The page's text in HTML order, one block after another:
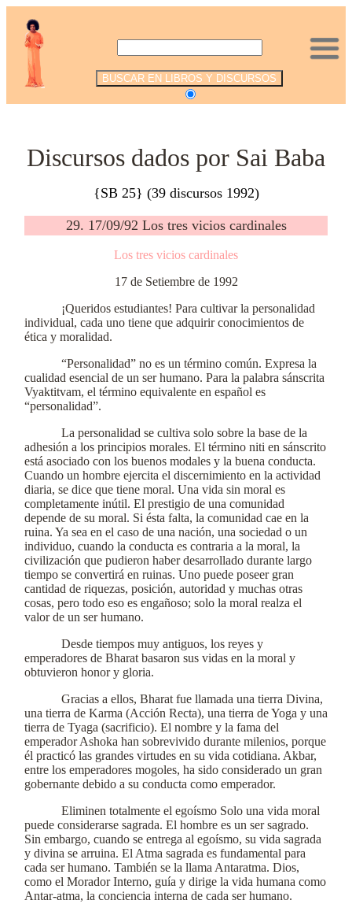
Discursos dados por Sai Baba
{SB 25} (39 discursos 1992)
29. 17/09/92 Los tres vicios cardinales
Los tres vicios cardinales
17 de Setiembre de 1992
¡Queridos estudiantes! Para cultivar la personalidad
individual, cada uno tiene que adquirir conocimientos de
ética y moralidad.
“Personalidad” no es un término común. Expresa la
cualidad esencial de un ser humano. Para la palabra sánscrita
Vyaktitvam, el término equivalente en español es
“personalidad”.
La personalidad se cultiva solo sobre la base de la
adhesión a los principios morales. El término niti en sánscrito
está asociado con los buenos modales y la buena conducta.
Cuando un hombre ejercita el discernimiento en la actividad
diaria, se dice que tiene moral. Una vida sin moral es
completamente inútil. El prestigio de una comunidad
depende de su moral. Si ésta falta, la comunidad cae en la
ruina. Ya sea en el caso de una nación, una sociedad o un
individuo, cuando la conducta es contraria a la moral, la
civilización que pudieron haber desarrollado durante largo
tiempo se convertirá en ruinas. Uno puede poseer gran
cantidad de riquezas, posición, autoridad y muchas otras
cosas, pero todo eso es engañoso; solo la moral realza el
valor de un ser humano.
Desde tiempos muy antiguos, los reyes y
emperadores de Bharat basaron sus vidas en la moral y
obtuvieron honor y gloria.
Gracias a ellos, Bharat fue llamada una tierra Divina,
una tierra de Karma (Acción Recta), una tierra de Yoga y una
tierra de Tyaga (sacrificio). El nombre y la fama del
emperador Ashoka han sobrevivido durante milenios, porque
él practicó las grandes virtudes en su vida cotidiana. Akbar,
entre los emperadores mogoles, ha sido considerado un gran
gobernante debido a su conducta como emperador.
Eliminen totalmente el egoísmo Solo una vida moral
puede considerarse sagrada. El hombre es un ser sagrado.
Sin embargo, cuando se entrega al egoísmo, su vida sagrada
y divina se arruina. El Atma sagrada es fundamental para
cada ser humano. También se la llama Antaratma. Dios,
como el Morador Interno, guía y dirige la vida humana como
Antar-atma, la conciencia interna de cada ser humano.